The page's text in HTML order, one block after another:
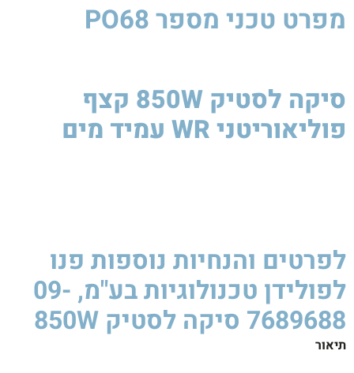
מפרט טכני מספר PO68
סיקה לסטיק 850W קצף
פוליאוריטני WR עמיד מים​
לפרטים והנחיות נוספות פנו
לפולידן טכנולוגיות בע"מ, 09-
7689688 סיקה לסטיק 850W ​
תיאור